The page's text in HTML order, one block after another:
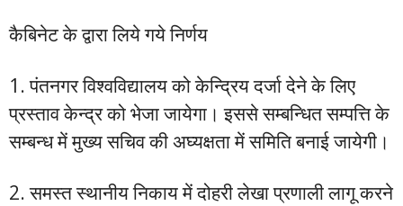
कैबिनेट के द्वारा लिये गये निर्णय
1. पंतनगर विश्वविद्यालय को केन्द्रिय दर्जा देने के लिए
प्रस्ताव केन्द्र को भेजा जायेगा। इससे सम्बन्धित सम्पत्ति के
सम्बन्ध में मुख्य सचिव की अघ्यक्षता में समिति बनाई जायेगी।
2. समस्त स्थानीय निकाय में दोहरी लेखा प्रणाली लागू करने